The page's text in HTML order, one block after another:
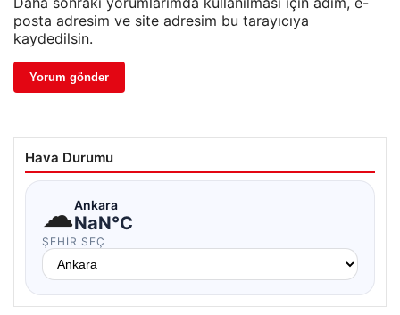
posta adresim ve site adresim bu tarayıcıya
kaydedilsin.
Hava Durumu
☁Ankara
NaN°C
ŞEHIR SEÇ